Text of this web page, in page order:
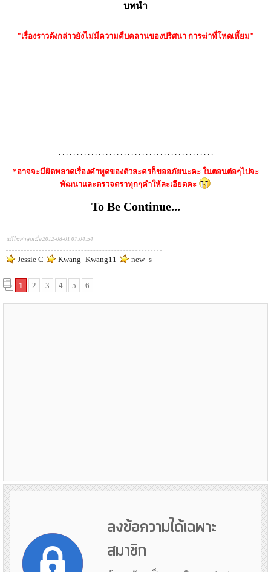
บทนำ
"เรื่องราวดังกล่าวยังไม่มีความคืบคลานของปริศนา การฆ่าที่โหดเหี้ยม"
. . . . . . . . . . . . . . . . . . . . . . . . . . . . . . . . . . . . . . . . . . .
. . . . . . . . . . . . . . . . . . . . . . . . . . . . . . . . . . . . . . . . . . .
*อาจจะมีผิดพลาดเรื่องคำพูดของตัวละครก็ขออภัยนะคะ ในตอนต่อๆไปจะ
พัฒนาและตรวจตราทุกๆคำให้ละเอียดคะ
To Be Continue...
แก้ไขล่าสุดเมื่อ 2012-08-01 07:04:54
Jessie C Kwang_Kwang11 new_s
1 2 3 4 5 6
ลงข้อความได้เฉพาะ
สมาชิก